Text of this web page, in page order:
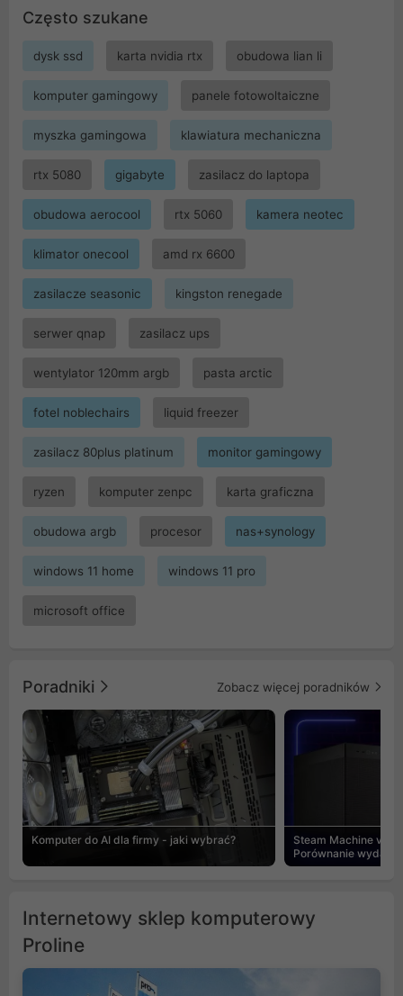
Często szukane
dysk ssd karta nvidia rtx obudowa lian li
komputer gamingowy panele fotowoltaiczne
myszka gamingowa klawiatura mechaniczna
rtx 5080 gigabyte zasilacz do laptopa
obudowa aerocool rtx 5060 kamera neotec
klimator onecool amd rx 6600
zasilacze seasonic kingston renegade
serwer qnap zasilacz ups
wentylator 120mm argb pasta arctic
fotel noblechairs liquid freezer
zasilacz 80plus platinum monitor gamingowy
ryzen komputer zenpc karta graficzna
obudowa argb procesor nas+synology
windows 11 home windows 11 pro
microsoft office
Poradniki Zobacz więcej poradników
Komputer do AI dla firmy - jaki wybrać?
Steam Machine vs
Porównanie
Internetowy sklep komputerowy
Proline